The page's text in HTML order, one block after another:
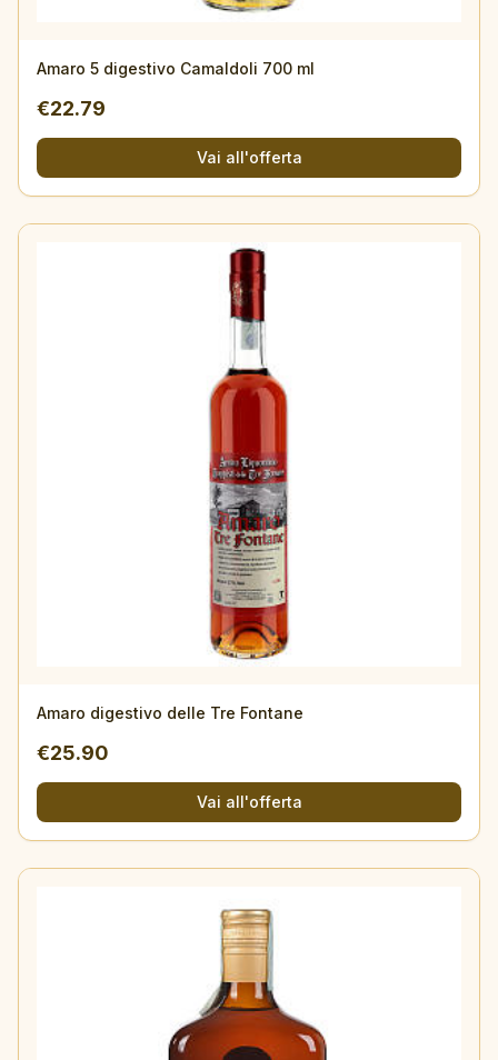
Amaro 5 digestivo Camaldoli 700 ml
€22.79
Vai all'offerta
Amaro digestivo delle Tre Fontane
€25.90
Vai all'offerta